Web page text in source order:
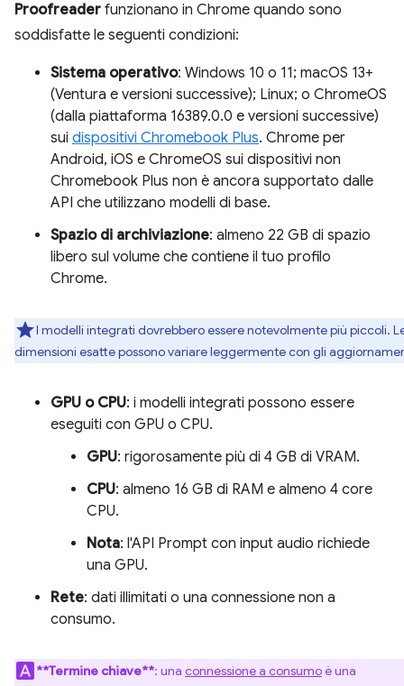
Proofreader funzionano in Chrome quando sono
soddisfatte le seguenti condizioni:
Sistema operativo: Windows 10 o 11; macOS 13+
(Ventura e versioni successive); Linux; o ChromeOS
(dalla piattaforma 16389.0.0 e versioni successive)
sui dispositivi Chromebook Plus. Chrome per
Android, iOS e ChromeOS sui dispositivi non
Chromebook Plus non è ancora supportato dalle
API che utilizzano modelli di base.
Spazio di archiviazione: almeno 22 GB di spazio
libero sul volume che contiene il tuo profilo
Chrome.
I modelli integrati dovrebbero essere notevolmente più piccoli.
dimensioni esatte possono variare leggermente con gli
GPU o CPU: i modelli integrati possono essere
eseguiti con GPU o CPU.
GPU: rigorosamente più di 4 GB di VRAM.
CPU: almeno 16 GB di RAM e almeno 4 core
CPU.
Nota: l'API Prompt con input audio richiede
una GPU.
Rete: dati illimitati o una connessione non a
consumo.
**Termine chiave**: una connessione a consumoè una